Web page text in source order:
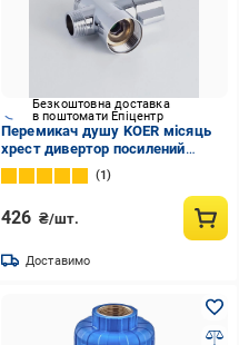
Безкоштовна доставка
в поштомати Епіцентр
Перемикач душу KOER місяць
хрест дивертор посилений
(OL0020)
1
426 ₴/шт.
Доставимо